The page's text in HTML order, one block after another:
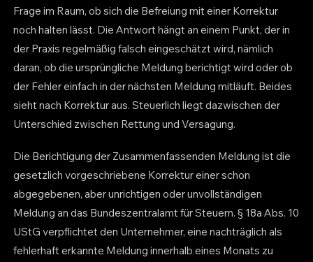
Frage im Raum, ob sich die Befreiung mit einer Korrektur
noch halten lässt. Die Antwort hängt an einem Punkt, der in
der Praxis regelmäßig falsch eingeschätzt wird, nämlich
daran, ob die ursprüngliche Meldung berichtigt wird oder ob
der Fehler einfach in der nächsten Meldung mitläuft. Beides
sieht nach Korrektur aus. Steuerlich liegt dazwischen der
Unterschied zwischen Rettung und Versagung.
Die Berichtigung der Zusammenfassenden Meldung ist die
gesetzlich vorgeschriebene Korrektur einer schon
abgegebenen, aber unrichtigen oder unvollständigen
Meldung an das Bundeszentralamt für Steuern. § 18a Abs. 10
UStG verpflichtet den Unternehmer, eine nachträglich als
fehlerhaft erkannte Meldung innerhalb eines Monats zu